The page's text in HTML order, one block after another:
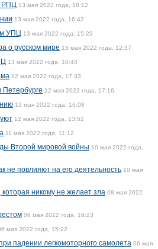
РПЦ 13 мая 2022 года, 18:12
13 мая 2022 года, 16:42
УПЦ 13 мая 2022 года, 15:29
о русском мире 13 мая 2022 года, 12:37
13 мая 2022 года, 10:44
12 мая 2022 года, 17:33
Петербурге 12 мая 2022 года, 17:16
12 мая 2022 года, 16:08
12 мая 2022 года, 13:52
11 мая 2022 года, 11:12
Второй мировой войны 10 мая 2022 года,
не повлияют на его деятельность 10 мая
никому не желает зла 08 мая 2022
06 мая 2022 года, 16:23
мая 2022 года, 15:22
падении легкомоторного самолета 06 мая